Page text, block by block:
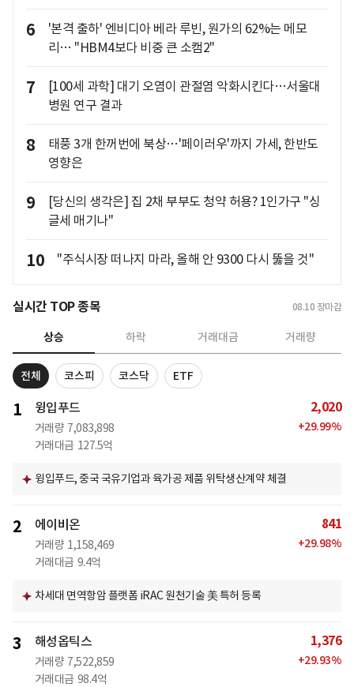
6
'본격 출하' 엔비디아 베라 루빈, 원가의 62%는 메모
리… "HBM4보다 비중 큰 소캠2"
7
[100세 과학] 대기 오염이 관절염 악화시킨다…서울대
병원 연구 결과
8
태풍 3개 한꺼번에 북상…'페이러우'까지 가세, 한반도
영향은
9
[당신의 생각은] 집 2채 부부도 청약 허용? 1인가구 "싱
글세 매기나"
10 "주식시장 떠나지 마라, 올해 안 9300 다시 뚫을 것"
실시간 TOP 종목 08.10 장마감
상승 하락 거래대금 거래량
전체 코스피 코스닥 ETF
1 윙입푸드
거래량 7,083,898
거래대금 127.5억
2,020
+29.99%
윙입푸드, 중국 국유기업과 육가공 제품 위탁생산계약 체결
2 에이비온
거래량 1,158,469
거래대금 9.4억
841
+29.98%
차세대 면역항암 플랫폼 iRAC 원천기술 美 특허 등록
3 해성옵틱스
거래량 7,522,859
거래대금 98.4억
1,376
+29.93%